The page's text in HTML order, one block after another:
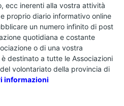
ecc inerenti alla vostra attività
proprio diario informativo online
un numero infinito di post
quotidiana e costante
o di una vostra
destinato a tutte le Associazioni
volontariato della provincia di
informazioni